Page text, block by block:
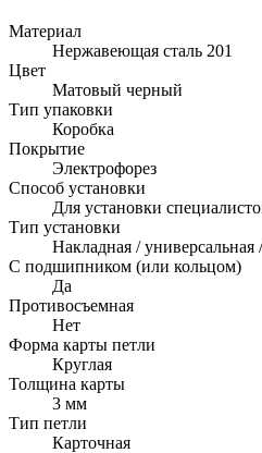
Материал
Нержавеющая сталь 201
Цвет
Матовый черный
Тип упаковки
Коробка
Покрытие
Электрофорез
Способ установки
Для установки
Тип установки
Накладная / универсальная
С подшипником (или кольцом)
Да
Противосъемная
Нет
Форма карты петли
Круглая
Толщина карты
3 мм
Тип петли
Карточная